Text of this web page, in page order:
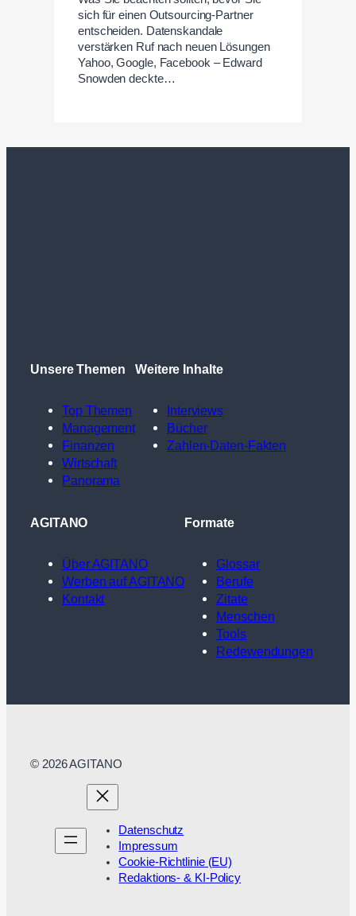
sich für einen Outsourcing-Partner
entscheiden. Datenskandale
verstärken Ruf nach neuen Lösungen
Yahoo, Google, Facebook – Edward
Snowden deckte…
Unsere Themen
Top Themen
Management
Finanzen
Wirtschaft
Panorama
Weitere Inhalte
Interviews
Bücher
Zahlen-Daten-Fakten
AGITANO
Über AGITANO
Werben auf AGITANO
Kontakt
Formate
Glossar
Berufe
Zitate
Menschen
Tools
Redewendungen
© 2026 AGITANO
Datenschutz
Impressum
Cookie-Richtlinie (EU)
Redaktions- & KI-Policy